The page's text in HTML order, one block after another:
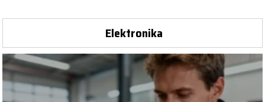
Elektronika